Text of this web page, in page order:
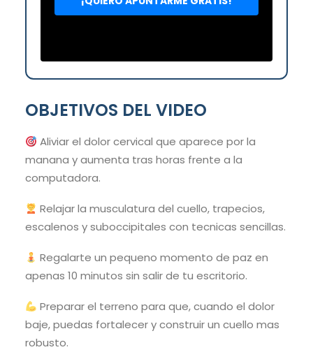
OBJETIVOS DEL VIDEO
Aliviar el dolor cervical que aparece por la
manana y aumenta tras horas frente a la
computadora.
Relajar la musculatura del cuello, trapecios,
escalenos y suboccipitales con tecnicas sencillas.
Regalarte un pequeno momento de paz en
apenas 10 minutos sin salir de tu escritorio.
Preparar el terreno para que, cuando el dolor
baje, puedas fortalecer y construir un cuello mas
robusto.